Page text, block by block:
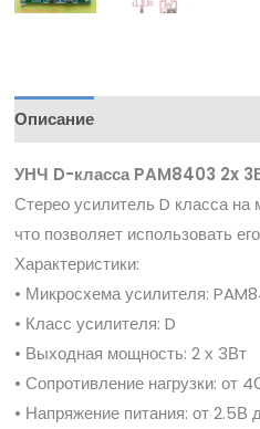
Описание
УНЧ D-класса PAM8403 2x
Стерео усилитель D класса
что позволяет использовать
Характеристики:
• Микросхема усилителя:
• Класс усилителя: D
• Выходная мощность: 2 х 3Вт
• Сопротивление нагрузки: от
• Напряжение питания: от 2.5В